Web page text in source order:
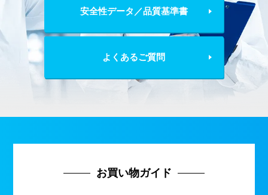
安全性データ／品質基準書
よくあるご質問
お買い物ガイド